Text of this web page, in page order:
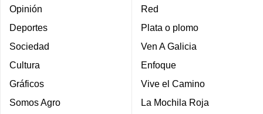
Opinión
Deportes
Sociedad
Cultura
Gráficos
Somos Agro
Red
Plata o plomo
Ven A Galicia
Enfoque
Vive el Camino
La Mochila Roja